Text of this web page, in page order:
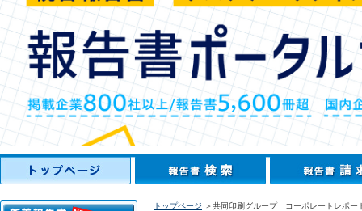
トップページ ＞共同印刷グループ コーポレートレポー